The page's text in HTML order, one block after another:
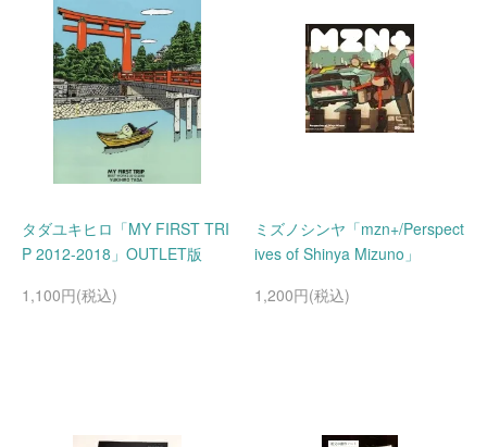
タダユキヒロ「MY FIRST TRI
P 2012-2018」OUTLET版
1,100円(税込)
ミズノシンヤ「mzn+/Perspect
ives of Shinya Mizuno」
1,200円(税込)